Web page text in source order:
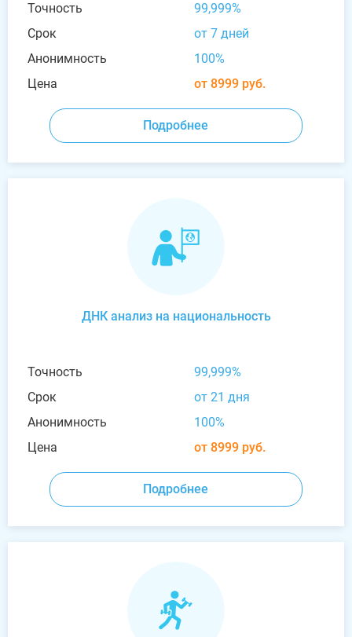
Точность
99,999%
Срок
от 7 дней
Анонимность
100%
Цена
от 8999 руб.
Подробнее
ДНК анализ на национальность
Точность
99,999%
Срок
от 21 дня
Анонимность
100%
Цена
от 8999 руб.
Подробнее